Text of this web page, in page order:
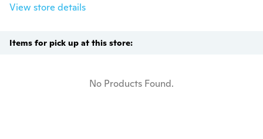
View store details
Items for pick up at this store:
No Products Found.